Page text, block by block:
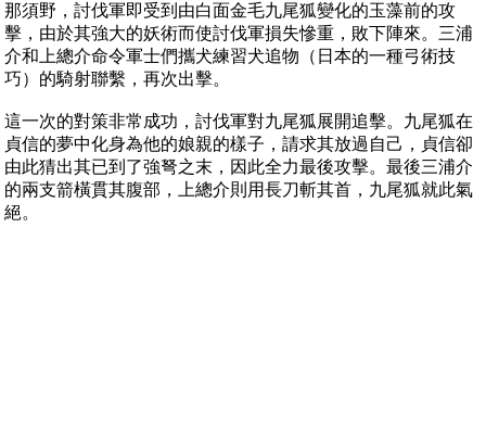
那須野，討伐軍即受到由白面金毛九尾狐變化的玉藻前的攻
擊，由於其強大的妖術而使討伐軍損失慘重，敗下陣來。三浦
介和上總介命令軍士們攜犬練習犬追物（日本的一種弓術技
巧）的騎射聯繫，再次出擊。
這一次的對策非常成功，討伐軍對九尾狐展開追擊。九尾狐在
貞信的夢中化身為他的娘親的樣子，請求其放過自己，貞信卻
由此猜出其已到了強弩之末，因此全力最後攻擊。最後三浦介
的兩支箭橫貫其腹部，上總介則用長刀斬其首，九尾狐就此氣
絕。